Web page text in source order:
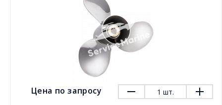
Цена по запросу 1 шт.